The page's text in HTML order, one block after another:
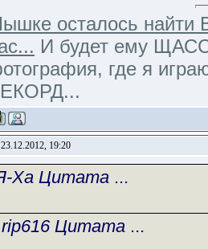
осталось найти
И будет ему
где я
23.12.2012, 19:20
Ха Цитата ...
rip616 Цитата ...